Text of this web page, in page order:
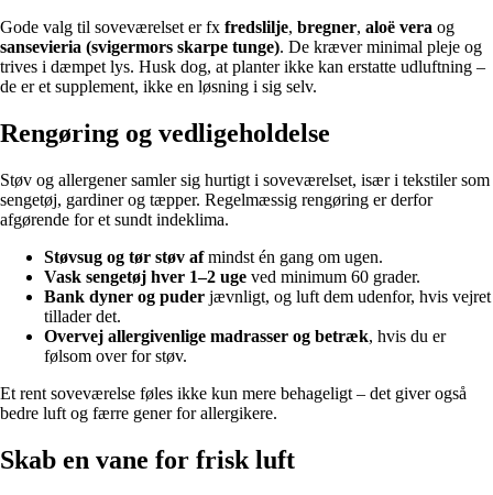
Gode valg til soveværelset er fx fredslilje, bregner, aloë vera og
sansevieria (svigermors skarpe tunge). De kræver minimal pleje og
trives i dæmpet lys. Husk dog, at planter ikke kan erstatte udluftning –
de er et supplement, ikke en løsning i sig selv.
Rengøring og vedligeholdelse
Støv og allergener samler sig hurtigt i soveværelset, især i tekstiler som
sengetøj, gardiner og tæpper. Regelmæssig rengøring er derfor
afgørende for et sundt indeklima.
Støvsug og tør støv afmindst én gang om ugen.
Vask sengetøj hver 1–2 uge ved minimum 60 grader.
Bank dyner og puder jævnligt, og luft dem udenfor, hvis vejret
tillader det.
Overvej allergivenlige madrasser og betræk, hvis du er
følsom over for støv.
Et rent soveværelse føles ikke kun mere behageligt – det giver også
bedre luft og færre gener for allergikere.
Skab en vane for frisk luft